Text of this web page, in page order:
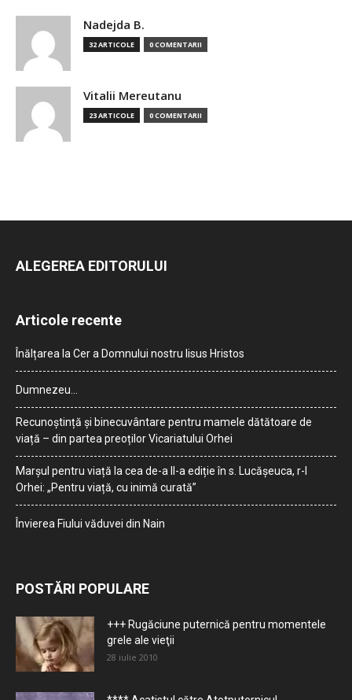
Nadejda B.
32 ARTICOLE 0 COMENTARII
Vitalii Mereutanu
23 ARTICOLE 0 COMENTARII
ALEGEREA EDITORULUI
Articole recente
Înălțarea la Cer a Domnului nostru Iisus Hristos
Dumnezeu…
Recunoștință și binecuvântare pentru mamele dătătoare de
viață – din partea preoților Vicariatului Orhei
Marșul pentru viață la cea de-a II-a ediție în s. Lucășeuca, r-l
Orhei: „Pentru viață, cu inimă curată”
Învierea Fiului văduvei din Nain
POSTĂRI POPULARE
+++ Rugăciune puternică pentru momentele
grele ale vieţii
28 iulie 2010